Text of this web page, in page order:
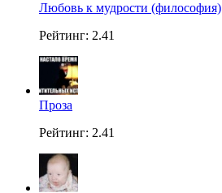
Любовь к мудрости (философия)
Рейтинг: 2.41
Проза
Рейтинг: 2.41